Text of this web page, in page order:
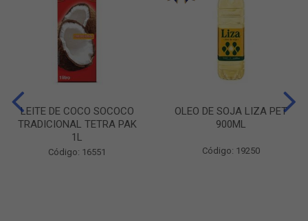
LEITE DE COCO SOCOCO
TRADICIONAL TETRA PAK
1L
Código: 16551
OLEO DE SOJA LIZA PET
900ML
Código: 19250